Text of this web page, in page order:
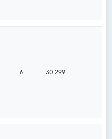
6 30 299